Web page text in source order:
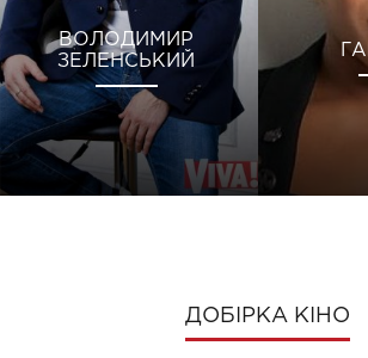
ВОЛОДИМИР
ЗЕЛЕНСЬКИЙ
ДОБІРКА КІНО